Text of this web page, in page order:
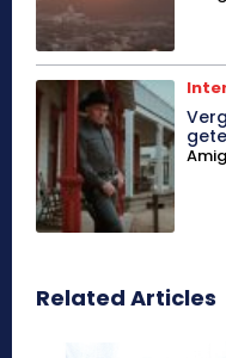
Related Articles